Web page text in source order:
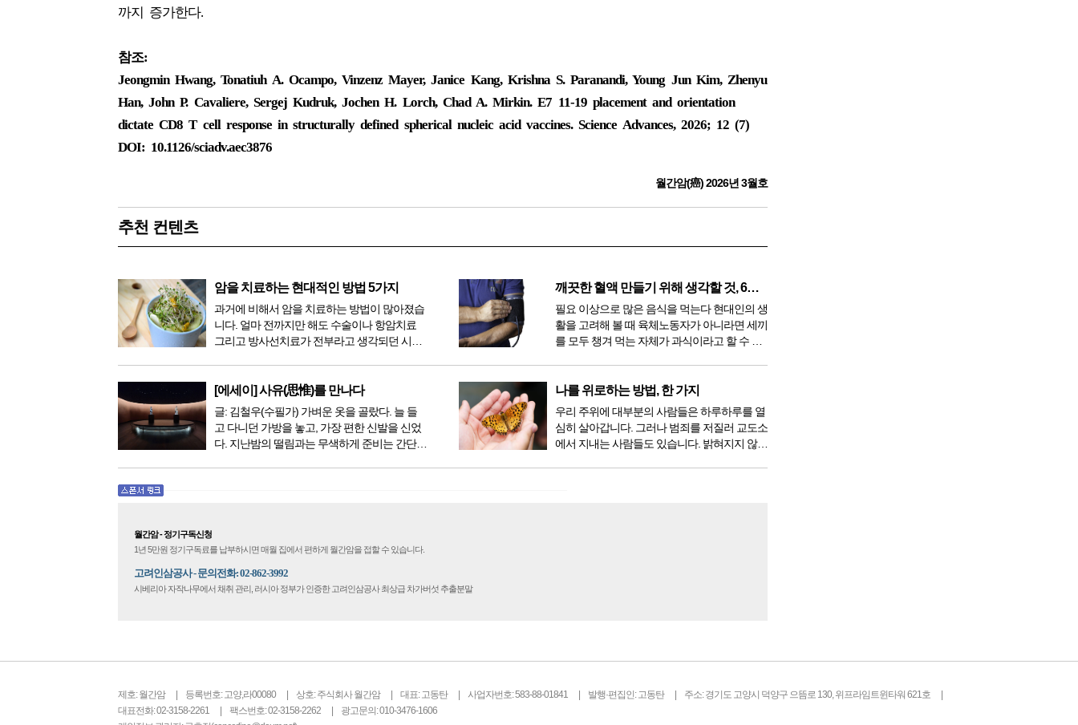
까지 증가한다.
참조:
Jeongmin Hwang, Tonatiuh A. Ocampo, Vinzenz Mayer, Janice Kang, Krishna S. Paranandi, Young Jun Kim, Zhenyu
Han, John P. Cavaliere, Sergej Kudruk, Jochen H. Lorch, Chad A. Mirkin. E7 11-19 placement and orientation
dictate CD8 T cell response in structurally defined spherical nucleic acid vaccines. Science Advances, 2026; 12 (7)
DOI: 10.1126/sciadv.aec3876
월간암(癌) 2026년 3월호
추천 컨텐츠
암을 치료하는 현대적인 방법 5가지
과거에 비해서 암을 치료하는 방법이 많아졌습
니다. 얼마 전까지만 해도 수술이나 항암치료
그리고 방사선치료가 전부라고 생각되던 시절
료기가 들어오면서 암을 치료하는 방법이 하나
더 추가되었습니다. 중입...
깨끗한 혈액 만들기 위해 생각할 것, 6가지
필요 이상으로 많은 음식을 먹는다 현대인의 생
활을 고려해 볼 때 육체노동자가 아니라면 세끼
를 모두 챙겨 먹는 자체가 과식이라고 할 수 있
점심, 저녁을 습관적으로 음식을 섭취한다. 게
다...
[에세이] 사유(思惟)를 만나다
글: 김철우(수필가) 가벼운 옷을 골랐다. 늘 들
고 다니던 가방을 놓고, 가장 편한 신발을 신었
다. 지난밤의 떨림과는 무색하게 준비는 간단했
나를 위로하는 방법, 한 가지
우리 주위에 대부분의 사람들은 하루하루를 열
심히 살아갑니다. 그러나 범죄를 저질러 교도소
에서 지내는 사람들도 있습니다. 밝혀지지 않았
월간암 - 정기구독신청
1년 5만원 정기구독료를 납부하시면 매월 집에서 편하게 월간암을 접할 수 있습니다.
고려인삼공사 - 문의전화: 02-862-3992
시베리아 자작나무에서 채취 관리, 러시아 정부가 인증한 고려인삼공사 최상급 차가버섯 추출분말
제호: 월간암 등록번호: 고양,라00080 상호: 주식회사 월간암 대표: 고동탄 사업자번호: 583-88-01841 발행·편집인: 고동탄
주소: 경기도 고양시 덕양구 으뜸로 130, 위프라임트윈타워 621호
대표전화: 02-3158-2261
팩스번호: 02-3158-2262
광고문의: 010-3476-1606